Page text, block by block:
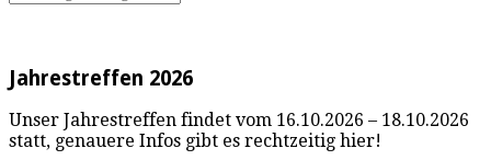
Jahrestreffen 2026
Unser Jahrestreffen findet vom 16.10.2026 – 18.10.2026
statt, genauere Infos gibt es rechtzeitig hier!